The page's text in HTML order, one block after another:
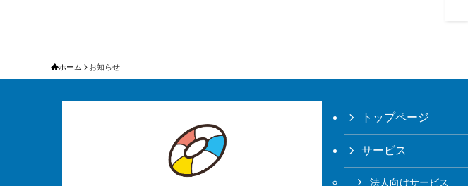
ホーム お知らせ
トップページ
サービス
法人向けサービス